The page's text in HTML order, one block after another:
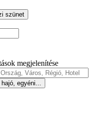
szünet
megjelenítése
hajó, egyéni...